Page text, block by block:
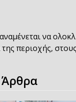
να
περιοχής,
Άρθρα